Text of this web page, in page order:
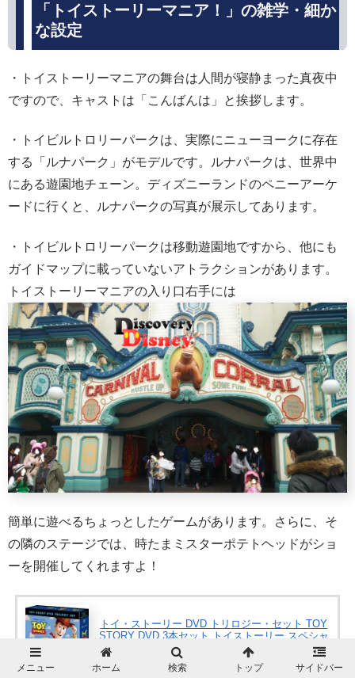
「トイストーリーマニア！」の雑学・細か
な設定
・トイストーリーマニアの舞台は人間が寝静まった真夜中
ですので、キャストは「こんばんは」と挨拶します。
・トイビルトロリーパークは、実際にニューヨークに存在
する「ルナパーク」がモデルです。ルナパークは、世界中
にある遊園地チェーン。ディズニーランドのペニーアーケ
ードに行くと、ルナパークの写真が展示してあります。
・トイビルトロリーパークは移動遊園地ですから、他にも
ガイドマップに載っていないアトラクションがあります。
トイストーリーマニアの入り口右手には
簡単に遊べるちょっとしたゲームがあります。さらに、そ
の隣のステージでは、時たまミスターポテトヘッドがショ
ーを開催してくれますよ！
トイ・ストーリー DVD トリロジー・セット TOY
STORY DVD 3本セット トイストーリー スペシャ
ルエディション 3作品
posted with カエレバ
メニュー ホーム 検索 トップ サイドバー